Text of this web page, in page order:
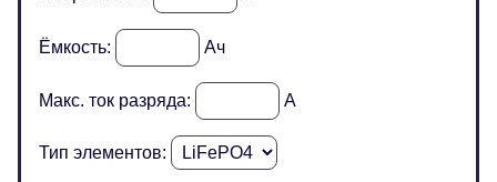
Ёмкость: Ач
Макс. ток разряда: А
Тип элементов: